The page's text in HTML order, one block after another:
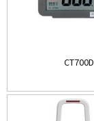
CT700D